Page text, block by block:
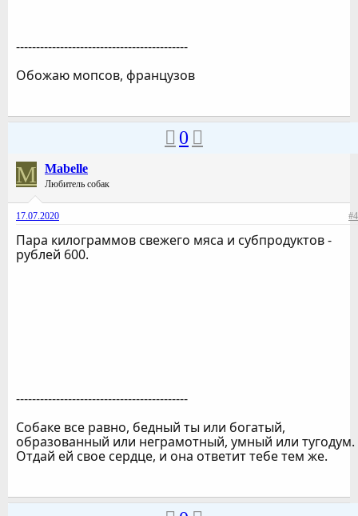
-------------------------------------------
Обожаю мопсов, французов
0
M Mabelle
Любитель собак
17.07.2020 #4
Пара килограммов свежего мяса и субпродуктов -
рублей 600.
-------------------------------------------
Собаке все равно, бедный ты или богатый,
образованный или неграмотный, умный или тугодум.
Отдай ей свое сердце, и она ответит тебе тем же.